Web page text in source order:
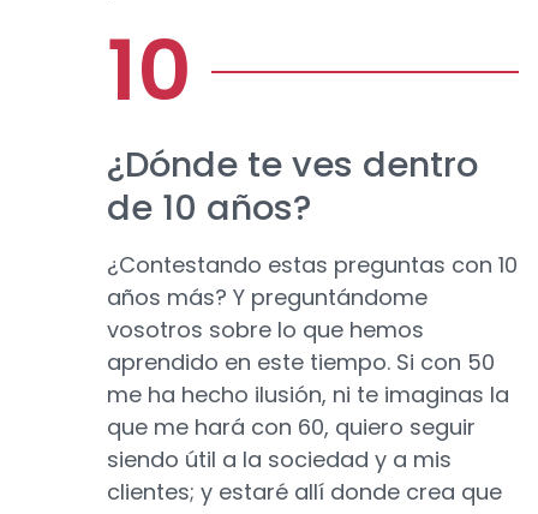
¿Dónde te ves dentro
de 10 años?
¿Contestando estas preguntas con 10
años más? Y preguntándome
vosotros sobre lo que hemos
aprendido en este tiempo. Si con 50
me ha hecho ilusión, ni te imaginas la
que me hará con 60, quiero seguir
siendo útil a la sociedad y a mis
clientes; y estaré allí donde crea que